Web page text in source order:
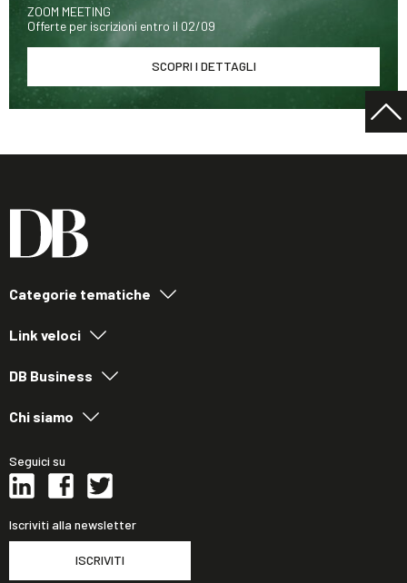
ZOOM MEETING
Offerte per iscrizioni entro il 02/09
SCOPRI I DETTAGLI
Categorie tematiche
Link veloci
DB Business
Chi siamo
Seguici su
Iscriviti alla newsletter
ISCRIVITI